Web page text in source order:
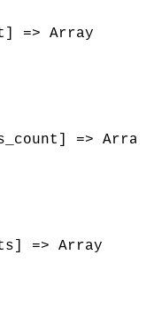
=> Array
=> Array
=> Array